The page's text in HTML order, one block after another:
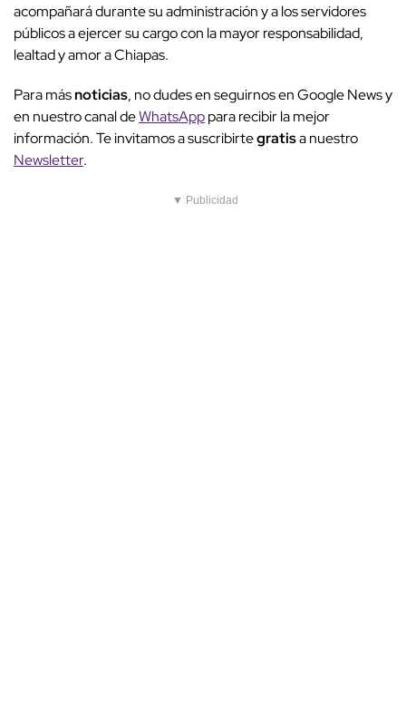
acompañará durante su administración y a los servidores
públicos a ejercer su cargo con la mayor responsabilidad,
lealtad y amor a Chiapas.
Para másnoticias, no dudes en seguirnos en Google News y
en nuestro canal deWhatsApppara recibir la mejor
información. Te invitamos a suscribirtegratisa nuestro
Newsletter.
▼ Publicidad